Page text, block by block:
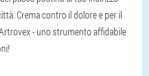
Crema contro il dolore e per il
- uno strumento affidabile